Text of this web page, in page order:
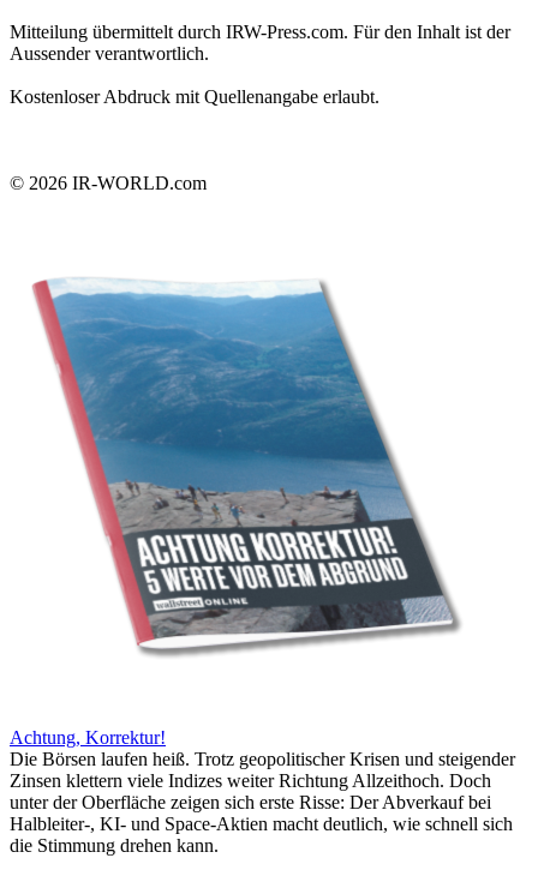
Mitteilung übermittelt durch IRW-Press.com. Für den Inhalt ist der
Aussender verantwortlich.
Kostenloser Abdruck mit Quellenangabe erlaubt.
© 2026 IR-WORLD.com
Achtung, Korrektur!
Die Börsen laufen heiß. Trotz geopolitischer Krisen und steigender
Zinsen klettern viele Indizes weiter Richtung Allzeithoch. Doch
unter der Oberfläche zeigen sich erste Risse: Der Abverkauf bei
Halbleiter-, KI- und Space-Aktien macht deutlich, wie schnell sich
die Stimmung drehen kann.